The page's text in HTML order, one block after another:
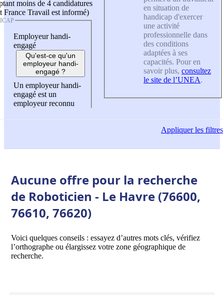
moins de 4 candidatures
France Travail est informé)
Employeur handi-
engagé
Qu'est-ce qu'un
employeur handi-
engagé ?
Un employeur handi-
engagé est un
employeur reconnu
en situation de
handicap d'exercer
une activité
professionnelle dans
des conditions
adaptées à ses
capacités. Pour en
savoir plus, consultez
le site de l’UNEA.
Appliquerles filtres
Aucune offre pour la recherche
de Roboticien - Le Havre (76600,
76610, 76620)
Voici quelques conseils : essayez d’autres mots clés, vérifiez
l’orthographe ou élargissez votre zone géographique de
recherche.